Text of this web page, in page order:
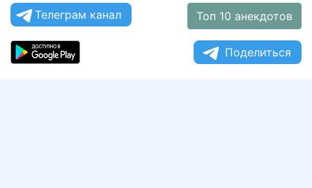
Телеграм канал Топ 10 анекдотов
Поделиться